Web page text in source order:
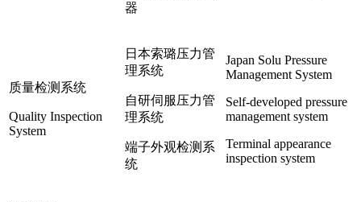
器
质量检测系统
Quality Inspection
System
日本索璐压力管
理系统
自研伺服压力管
理系统
端子外观检测系
统
Japan Solu Pressure
Management System
Self-developed pressure
management system
Terminal appearance
inspection system